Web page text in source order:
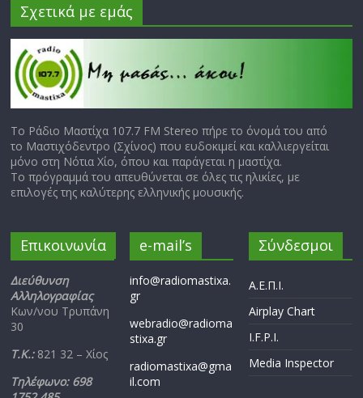
Σχετικά με εμάς
Το Ράδιο Μαστίχα 107.7 FM Stereo πήρε το όνομά του από
το Μαστιχόδεντρο (Σχίνος) που ευδοκιμεί και καλλιεργείται
μόνο στη Νότια Χίο, όπου και παράγεται η μαστίχα.
Το πρόγραμμά του απευθύνεται σε όλες τις ηλικίες, με
επιλογές της καλύτερης ελληνικής μουσικής.
Επικοινωνία
Διεύθυνση
Αλληλογραφίας
Κων/νου Τρυπάνη
30
Τ.Κ.: 821 32 – Χίος
Τηλέφωνο: 698
e-mail’s
info@radiomastixa.
gr
webradio@radioma
stixa.gr
radiomastixa@gma
il.com
Σύνδεσμοι
Α.Ε.Π.Ι.
Airplay Chart
I.F.P.I.
Media Inspector